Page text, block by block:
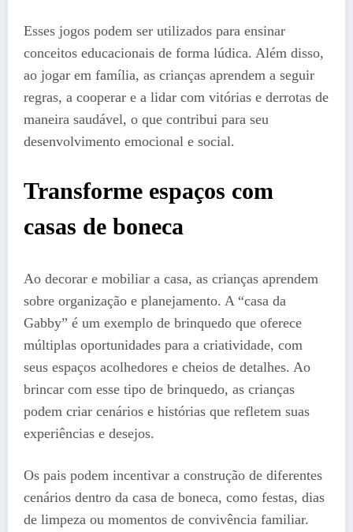
Esses jogos podem ser utilizados para ensinar
conceitos educacionais de forma lúdica. Além disso,
ao jogar em família, as crianças aprendem a seguir
regras, a cooperar e a lidar com vitórias e derrotas de
maneira saudável, o que contribui para seu
desenvolvimento emocional e social.
Transforme espaços com
casas de boneca
Ao decorar e mobiliar a casa, as crianças aprendem
sobre organização e planejamento. A “casa da
Gabby” é um exemplo de brinquedo que oferece
múltiplas oportunidades para a criatividade, com
seus espaços acolhedores e cheios de detalhes. Ao
brincar com esse tipo de brinquedo, as crianças
podem criar cenários e histórias que refletem suas
experiências e desejos.
Os pais podem incentivar a construção de diferentes
cenários dentro da casa de boneca, como festas, dias
de limpeza ou momentos de convivência familiar.